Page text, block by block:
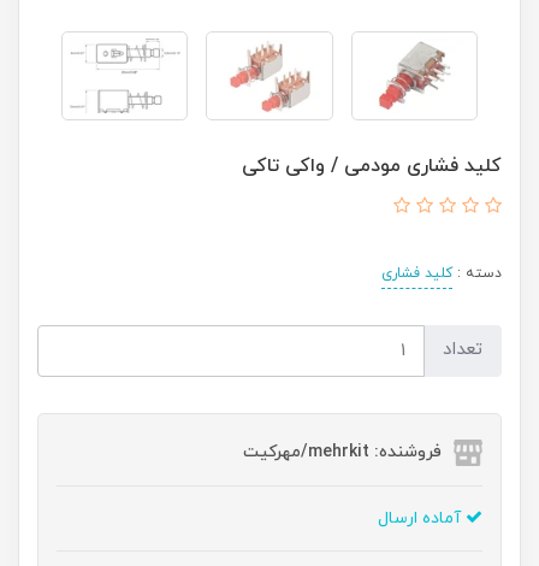
کلید فشاری مودمی / واکی تاکی
دسته :کلید فشاری
تعداد
فروشنده: mehrkit/مهرکیت
آماده ارسال